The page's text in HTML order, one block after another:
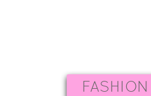
FASHION